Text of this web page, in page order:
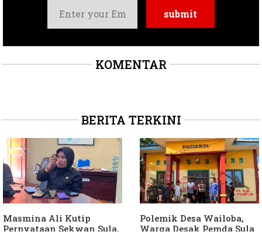
KOMENTAR
BERITA TERKINI
Masmina Ali Kutip
Pernyataan Sekwan Sula,
Polemik Desa Wailoba,
Warga Desak Pemda Sula